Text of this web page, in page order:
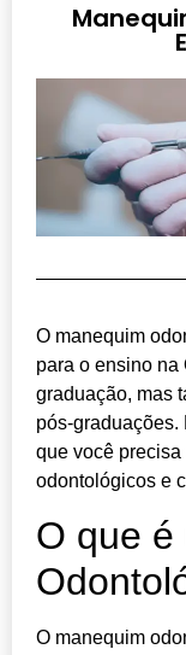
O manequim
para o ensino na
graduação, mas
pós-graduações.
que você
odontológicos e
O que é
O manequim